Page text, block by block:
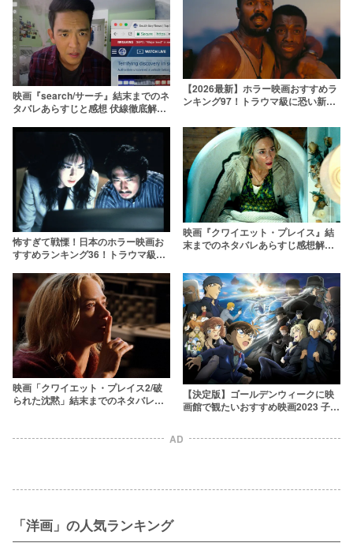
映画『search/サーチ』結末までのネ
タバレあらすじと感想 伏線徹底解
【2026最新】ホラー映画おすすめラ
ンキング97！トラウマ級に恐い新旧
怖すぎて戦慄！日本のホラー映画お
すすめランキング36！トラウマ級ジ
映画『クワイエット・プレイス』結
末までのネタバレあらすじ感想解
えられるか？
映画「クワイエット・プレイス2/破
られた沈黙」結末までのネタバレあ
【決定版】ゴールデンウィークに映
画館で観たいおすすめ映画2023 子供
AD
「洋画」の人気ランキング